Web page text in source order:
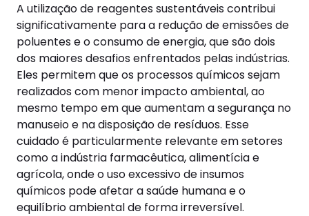
A utilização de reagentes sustentáveis contribui
significativamente para a redução de emissões de
poluentes e o consumo de energia, que são dois
dos maiores desafios enfrentados pelas indústrias.
Eles permitem que os processos químicos sejam
realizados com menor impacto ambiental, ao
mesmo tempo em que aumentam a segurança no
manuseio e na disposição de resíduos. Esse
cuidado é particularmente relevante em setores
como a indústria farmacêutica, alimentícia e
agrícola, onde o uso excessivo de insumos
químicos pode afetar a saúde humana e o
equilíbrio ambiental de forma irreversível.